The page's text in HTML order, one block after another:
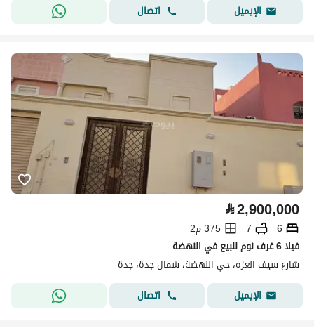
الإيميل
اتصال
⃁2,900,000
6
7
375 م2
فيلا 6 غرف نوم للبيع في النهضة
شارع سيف العزه، حي النهضة، شمال جدة، جدة
الإيميل
اتصال